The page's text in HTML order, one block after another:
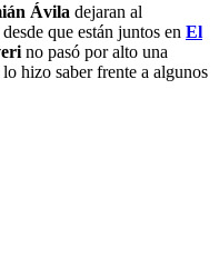
Ávila dejaran al
que están juntos en El
no pasó por alto una
hizo saber frente a algunos